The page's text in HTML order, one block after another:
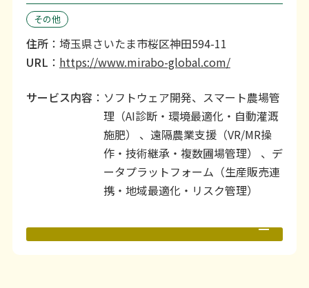
その他
住所：埼玉県さいたま市桜区神田594-11
URL ： https://www.mirabo-global.com/
サービス内容 ：ソフトウェア開発、スマート農場管
理（AI診断・環境最適化・自動灌溉
施肥） 、遠隔農業支援（VR/MR操
作・技術継承・複数圃場管理） 、デ
ータプラットフォーム（生産販売連
携・地域最適化・リスク管理）